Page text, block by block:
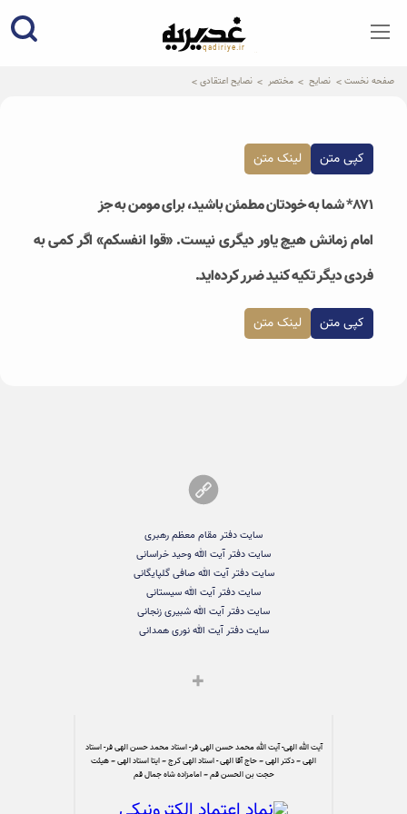
qadiriye.ir
نشریه ی غدیریه-بیانات استاد
صفحه نخست نصایح مختصر نصایح اعتقادی
کپی متن لینک متن
۸۷۱* شما به خودتان مطمئن باشید، برای مومن به جز
امام زمانش هیچ یاور دیگری نیست. «قوا انفسکم» اگر کمی به
فردی دیگر تکیه کنید ضرر کرده‌اید.
کپی متن لینک متن
سایت دفتر مقام معظم رهبری
سایت دفتر آیت الله وحید خراسانی
سایت دفتر آیت الله صافی گلپایگانی
سایت دفتر آیت الله سیستانی
سایت دفتر آیت الله شبیری زنجانی
سایت دفتر آیت الله نوری همدانی
آیت الله الهی- آیت الله محمد حسن الهی فر- استاد محمد حسن الهی فر- استاد
الهی – دکتر الهی – حاج آقا الهی - استاد الهی کرج – ایتا استاد الهی – هیئت
حجت بن الحسن قم – امامزاده شاه جمال قم